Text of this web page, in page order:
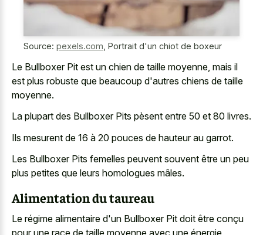
Source: pexels.com Portrait d'un chiot de boxeur
Le Bullboxer Pit est un chien de taille moyenne, mais il
est plus robuste que beaucoup d'autres chiens de taille
moyenne.
La plupart des Bullboxer Pits pèsent entre 50 et 80 livres.
Ils mesurent de 16 à 20 pouces de hauteur au garrot.
Les Bullboxer Pits femelles peuvent souvent être un peu
plus petites que leurs homologues mâles.
Alimentation du taureau
Le régime alimentaire d'un Bullboxer Pit doit être conçu